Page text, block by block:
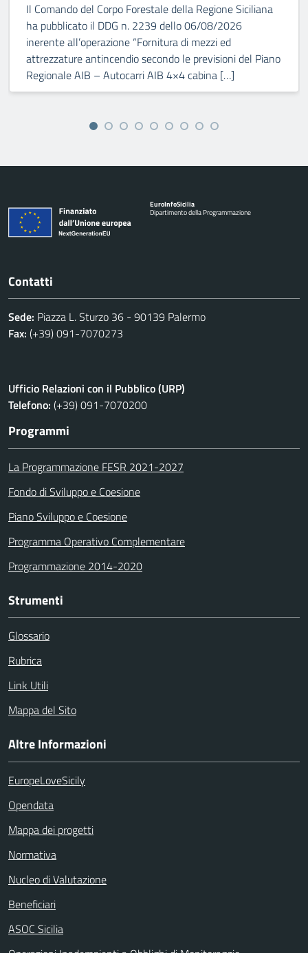
Il Comando del Corpo Forestale della Regione Siciliana
ha pubblicato il DDG n. 2239 dello 06/08/2026
inerente all’operazione “Fornitura di mezzi ed
attrezzature antincendio secondo le previsioni del Piano
Regionale AIB – Autocarri AIB 4×4 cabina […]
EuroInfoSicilia
Dipartimento della Programmazione
Contatti
Sede: Piazza L. Sturzo 36 - 90139 Palermo
Fax: (+39) 091-7070273
Ufficio Relazioni con il Pubblico (URP)
Telefono: (+39) 091-7070200
Programmi
La Programmazione FESR 2021-2027
Fondo di Sviluppo e Coesione
Piano Sviluppo e Coesione
Programma Operativo Complementare
Programmazione 2014-2020
Strumenti
Glossario
Rubrica
Link Utili
Mappa del Sito
Altre Informazioni
EuropeLoveSicily
Opendata
Mappa dei progetti
Normativa
Nucleo di Valutazione
Beneficiari
ASOC Sicilia